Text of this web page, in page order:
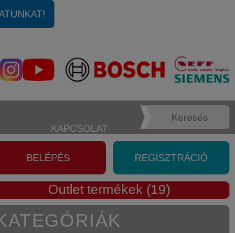
KAPCSOLAT
BELÉPÉS REGISZTRÁCIÓ
Outlet termékek (19)